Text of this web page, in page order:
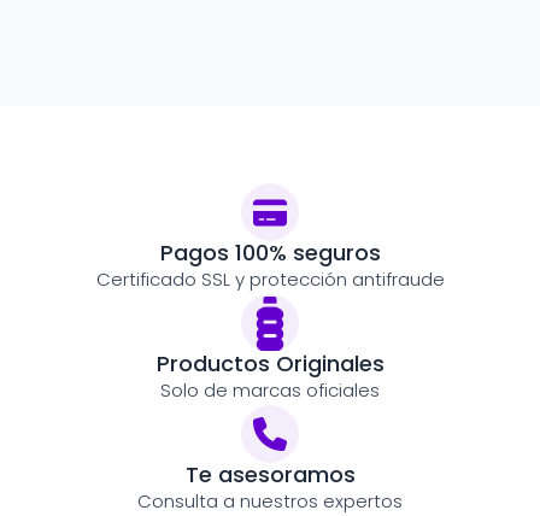
Pagos 100% seguros
Certificado SSL y protección antifraude
Productos Originales
Solo de marcas oficiales
Te asesoramos
Consulta a nuestros expertos